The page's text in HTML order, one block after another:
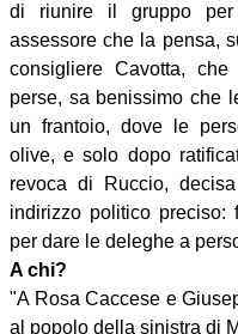
di riunire il gruppo
assessore che la pensa,
consigliere Cavotta,
perse, sa benissimo che
un frantoio, dove le
olive, e solo dopo
revoca di Ruccio,
indirizzo politico
per dare le deleghe a
A chi?
"A Rosa Caccese e
al popolo della sinistra di